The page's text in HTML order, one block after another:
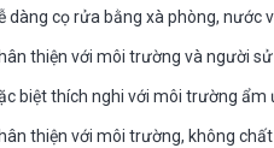
dàng cọ rửa bằng xà phòng, nước
thiện với môi trường và người
biệt thích nghi với môi trường ẩm
thiện với môi trường, không chất